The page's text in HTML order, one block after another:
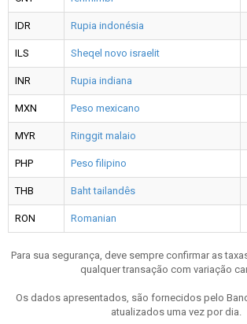
IDR Rupia indonésia
ILS Sheqel novo israelit
INR Rupia indiana
MXN Peso mexicano
MYR Ringgit malaio
PHP Peso filipino
THB Baht tailandês
RON Romanian
Para sua segurança, deve sempre confirmar as
qualquer transação com variação
Os dados apresentados, são fornecidos pelo
atualizados uma vez por dia.